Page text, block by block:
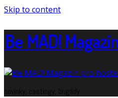
Skip to content
Be MAD!
novinky, castingy, brigády